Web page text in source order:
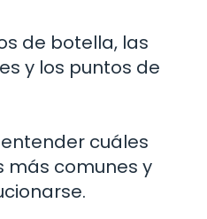
de botella, las
y los puntos de
cuáles
más comunes y